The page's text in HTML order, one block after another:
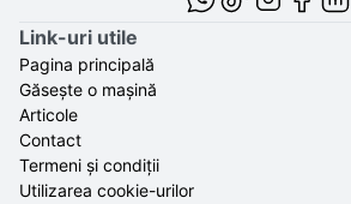
Link-uri utile
Pagina principală
Găsește o mașină
Articole
Contact
Termeni și condiții
Utilizarea cookie-urilor